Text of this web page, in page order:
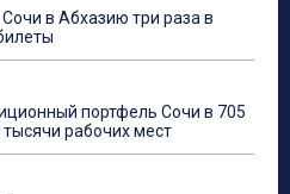
в Абхазию три раза в
портфель Сочи в 705
рабочих мест